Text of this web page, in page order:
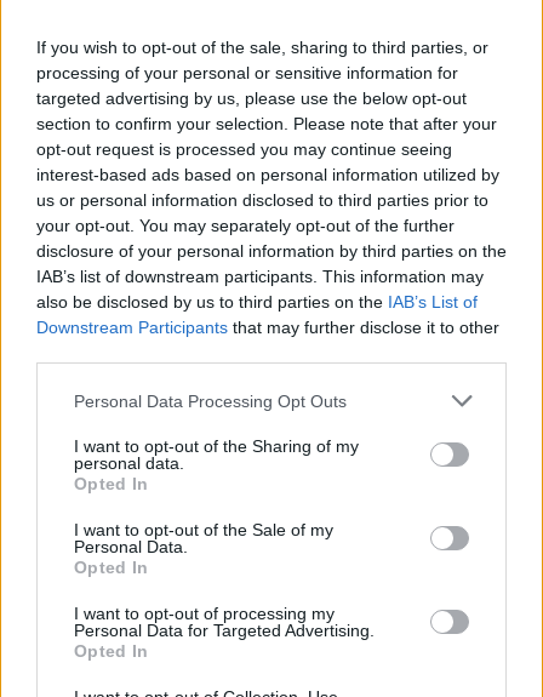
If you wish to opt-out of the sale, sharing to third parties, or
processing of your personal or sensitive information for
targeted advertising by us, please use the below opt-out
section to confirm your selection. Please note that after your
opt-out request is processed you may continue seeing
interest-based ads based on personal information utilized by
us or personal information disclosed to third parties prior to
your opt-out. You may separately opt-out of the further
disclosure of your personal information by third parties on the
IAB’s list of downstream participants. This information may
also be disclosed by us to third parties on the IAB’s List of
Downstream Participants that may further disclose it to other
Personal Data Processing Opt Outs
I want to opt-out of the Sharing of my
personal data.
Opted In
I want to opt-out of the Sale of my
Personal Data.
Opted In
I want to opt-out of processing my
Personal Data for Targeted Advertising.
Opted In
Lange køer da Jønk åpnet: Mariam (10)
og Inaaya (10) var først på plass
Abonnement
Logg inn
Kontakt
Trondheimsveien 459
0962 Oslo
Åpningstider
Sentralbord mandag-fredag 08.30-16.30
22 91 88 20